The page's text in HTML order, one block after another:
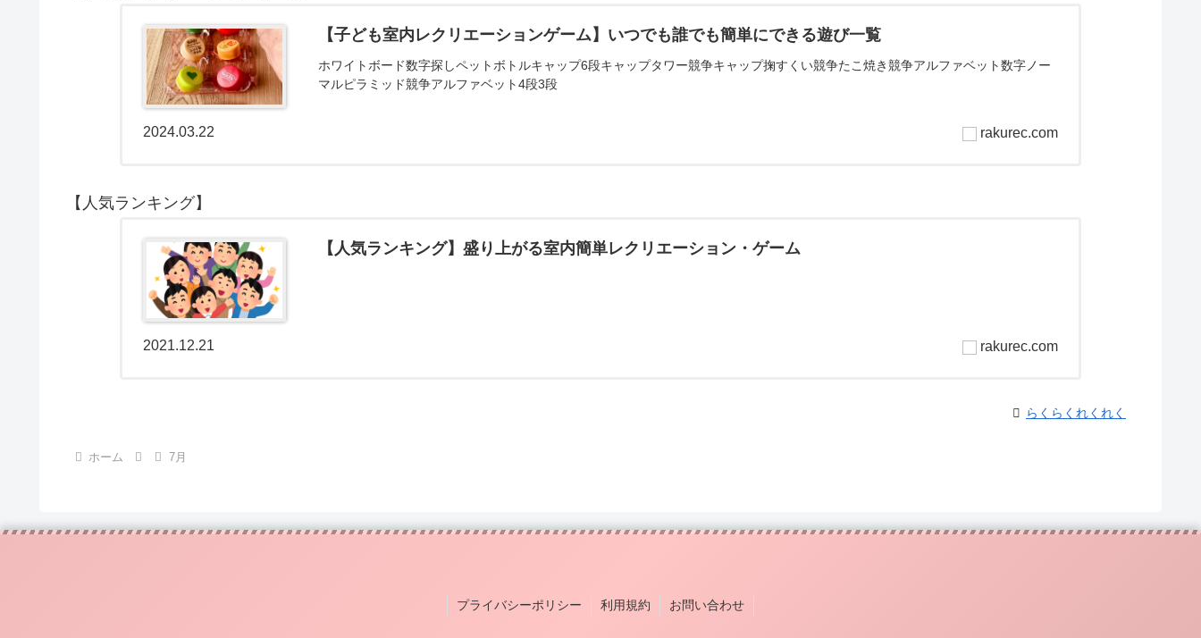
【子ども室内レクリエーションゲーム】いつでも誰でも簡単にできる遊び一覧
ホワイトボード数字探しペットボトルキャップ6段キャップタワー競争キャップ掬すくい競争たこ焼き競争アルファベット数字ノー
マルピラミッド競争アルファベット4段3段
rakurec.com
2024.03.22
【人気ランキング】
【人気ランキング】盛り上がる室内簡単レクリエーション・ゲーム
rakurec.com
2021.12.21
らくらくれくれく
ホーム 7月
プライバシーポリシー 利用規約 お問い合わせ